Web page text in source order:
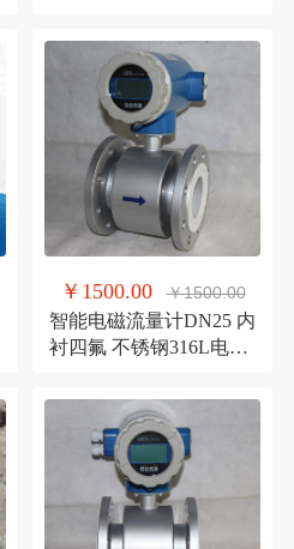
￥1500.00 ￥1500.00
智能电磁流量计DN25 内
衬四氟 不锈钢316L电极